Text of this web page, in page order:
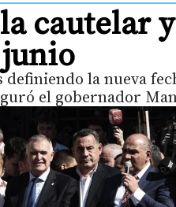
cautelar
la nueva
el gobernador